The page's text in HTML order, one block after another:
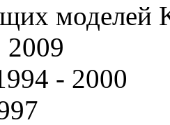
моделей
- 2000